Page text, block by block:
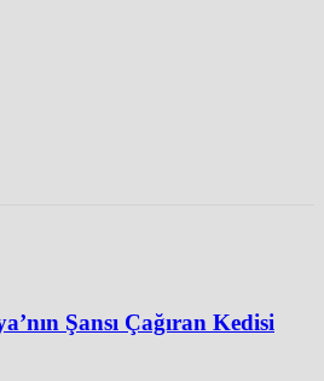
Şansı Çağıran Kedisi